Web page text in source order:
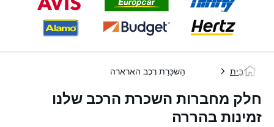
בַּיִת הַשׂכָּרַת רֶכֶב הארארה
חלק מחברות השכרת הרכב שלנו
זמינות בהררה